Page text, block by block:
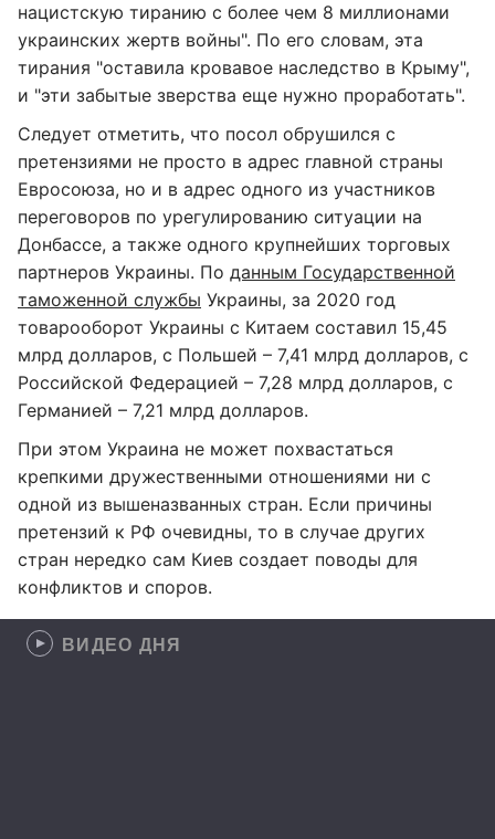
нацистскую тиранию с более чем 8 миллионами
украинских жертв войны". По его словам, эта
тирания "оставила кровавое наследство в Крыму",
и "эти забытые зверства еще нужно проработать".
Следует отметить, что посол обрушился с
претензиями не просто в адрес главной страны
Евросоюза, но и в адрес одного из участников
переговоров по урегулированию ситуации на
Донбассе, а также одного крупнейших торговых
партнеров Украины. По данным Государственной
таможенной службы Украины, за 2020 год
товарооборот Украины с Китаем составил 15,45
млрд долларов, с Польшей – 7,41 млрд долларов, с
Российской Федерацией – 7,28 млрд долларов, с
Германией – 7,21 млрд долларов.
При этом Украина не может похвастаться
крепкими дружественными отношениями ни с
одной из вышеназванных стран. Если причины
претензий к РФ очевидны, то в случае других
стран нередко сам Киев создает поводы для
конфликтов и споров.
ВИДЕО ДНЯ